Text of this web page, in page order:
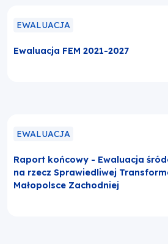
EWALUACJA
Ewaluacja FEM 2021-2027
EWALUACJA
Raport końcowy - Ewaluacja
na rzecz Sprawiedliwej
Małopolsce Zachodniej